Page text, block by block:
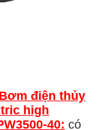
điện thủy
high
40: có